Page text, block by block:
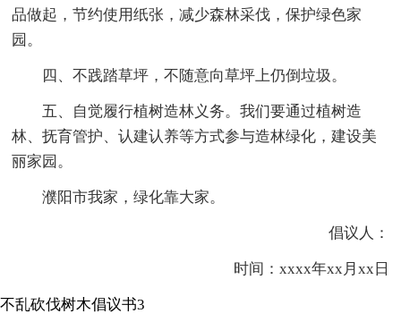
品做起，节约使用纸张，减少森林采伐，保护绿色家
园。
四、不践踏草坪，不随意向草坪上仍倒垃圾。
五、自觉履行植树造林义务。我们要通过植树造
林、抚育管护、认建认养等方式参与造林绿化，建设美
丽家园。
濮阳市我家，绿化靠大家。
倡议人：
时间：xxxx年xx月xx日
不乱砍伐树木倡议书3